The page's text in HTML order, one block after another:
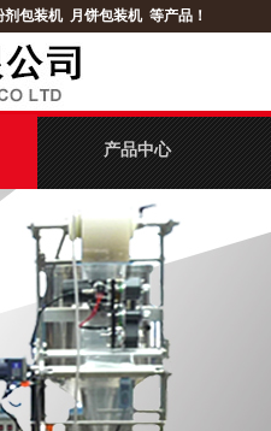
剂包装机 月饼包装机 等产品！
产品中心